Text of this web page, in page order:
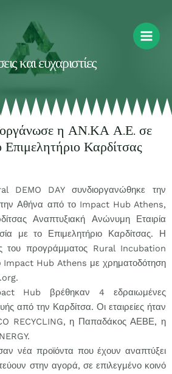
και ευχαριστίες
η ΑΝ.ΚΑ Α.Ε. σε
Καρδίτσας
DEMO DAY συνδιοργανώθηκε την
Αθήνα από το Impact Hub Athens,
Αναπτυξιακή Ανώνυμη Εταιρία
με το Επιμελητήριο Καρδίτσας. Η
του προγράμματος Rural Incubation
Impact Hub Athens με χρηματοδότηση
Hub βρέθηκαν 4 εδραιωμένες
από την Καρδίτσα. Οι εταιρείες ήταν
RECYCLING, η Παπαδάκος ΑΕΒΕ, η
νέα προϊόντα που έχουν αναπτύξει
στην αγορά, σε επιλεγμένο κοινό